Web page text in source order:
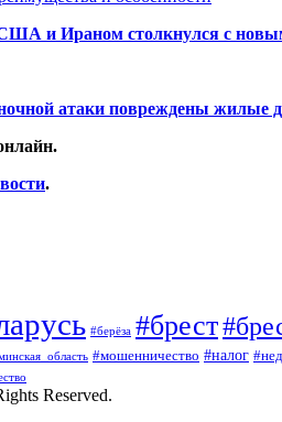
и Ираном столкнулся с
атаки повреждены жилые
.
#берёза #брест
#мошенничество #налог
Reserved.